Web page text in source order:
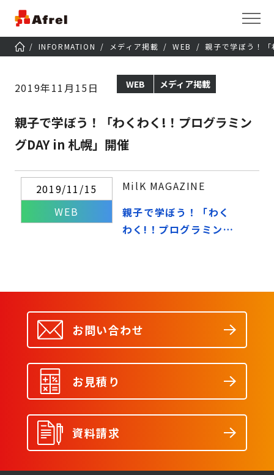
INFORMATION メディア掲載 WEB 親子で学ぼう！
2019年11月15日 WEB メディア掲載
親子で学ぼう！「わくわく!！プログラミン
グDAY in 札幌」開催
2019/11/15
WEB
MilK MAGAZINE
親子で学ぼう！「わく
わく!！プログラミング
お問い合わせ
お見積り
資料請求